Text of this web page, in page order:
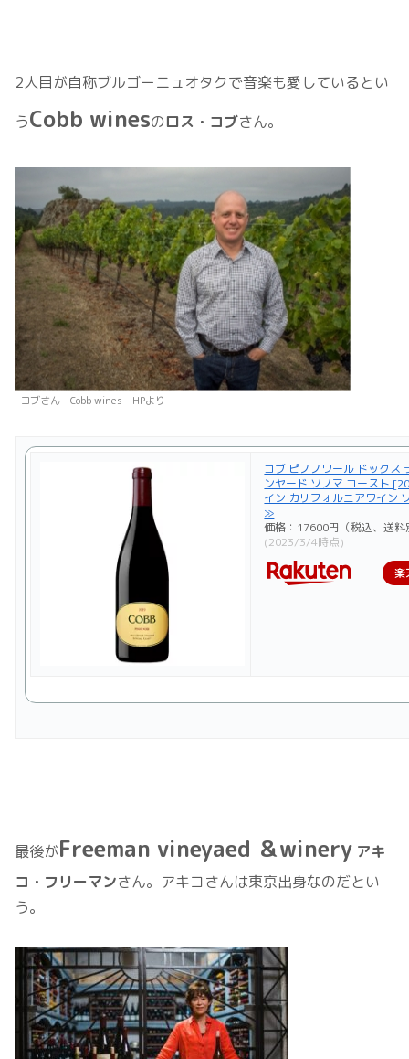
2人目が自称ブルゴーニュオタクで音楽も愛しているとい
うCobb winesのロス・コブさん。
コブさん Cobb wines HPより
コブ ピノノワール ドックス
ンヤード ソノマ コースト
イン カリフォルニアワイン
≫
価格：17600円（税込、送料
(2023/3/4時点)
楽
最後がFreeman vineyaed ＆winery アキ
コ・フリーマンさん。アキコさんは東京出身なのだとい
う。